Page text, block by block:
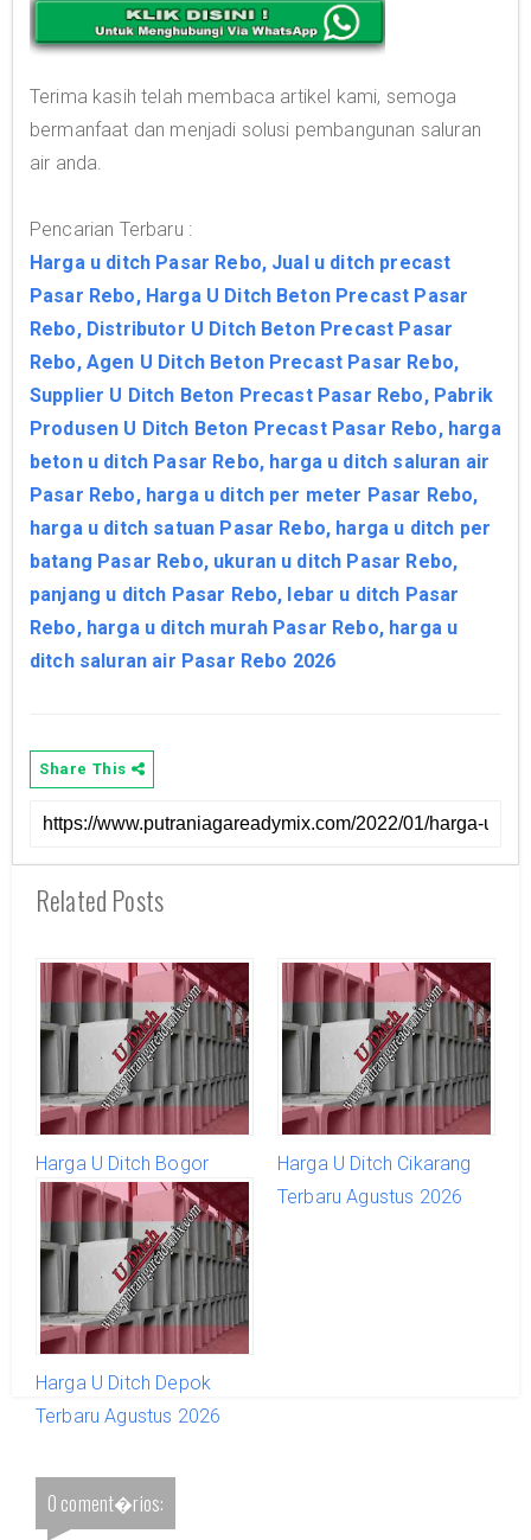
Terima kasih telah membaca artikel kami, semoga
bermanfaat dan menjadi solusi pembangunan saluran
air anda.
Pencarian Terbaru :
Harga u ditch Pasar Rebo, Jual u ditch precast
Pasar Rebo, Harga U Ditch Beton Precast Pasar
Rebo, Distributor U Ditch Beton Precast Pasar
Rebo, Agen U Ditch Beton Precast Pasar Rebo,
Supplier U Ditch Beton Precast Pasar Rebo, Pabrik
Produsen U Ditch Beton Precast Pasar Rebo, harga
beton u ditch Pasar Rebo, harga u ditch saluran air
Pasar Rebo, harga u ditch per meter Pasar Rebo,
harga u ditch satuan Pasar Rebo, harga u ditch per
batang Pasar Rebo, ukuran u ditch Pasar Rebo,
panjang u ditch Pasar Rebo, lebar u ditch Pasar
Rebo, harga u ditch murah Pasar Rebo, harga u
ditch saluran air Pasar Rebo 2026
Share This
Related Posts
Harga U Ditch Bogor
Terbaru Agustus 2026
Harga U Ditch Cikarang
Terbaru Agustus 2026
Harga U Ditch Depok
Terbaru Agustus 2026
0 coment�rios: